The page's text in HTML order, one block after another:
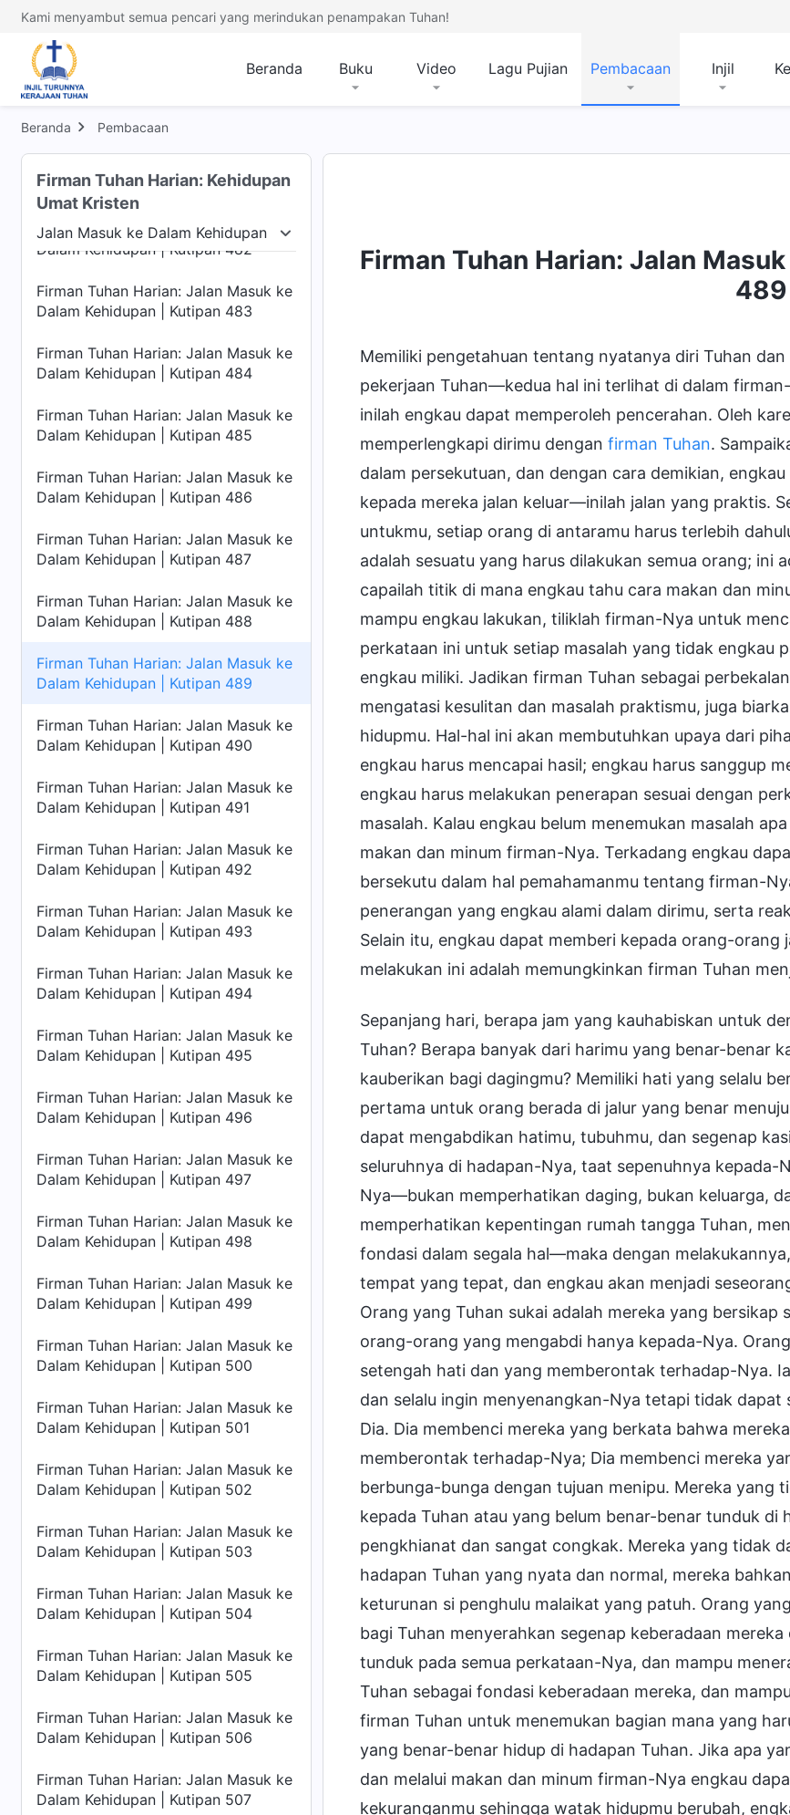
Kami menyambut semua pencari yang merindukan penampakan Tuhan!
Beranda Buku Video Lagu Pujian Pembacaan Injil
Beranda Pembacaan
Firman Tuhan Harian: Kehidupan
Umat Kristen
Jalan Masuk ke Dalam Kehidupan
Jalan Masuk ke Dalam Kehidupan Tempat Tujuan dan Kesudahan
Firman Tuhan Harian: Jalan Masuk ke
Dalam Kehidupan | Kutipan 479
Dalam Kehidupan | Kutipan 480
Dalam Kehidupan | Kutipan 481
Firman Tuhan Harian: Jalan Masuk ke
Dalam Kehidupan | Kutipan 482
Firman Tuhan Harian: Jalan Masuk ke
Dalam Kehidupan | Kutipan 483
Firman Tuhan Harian: Jalan Masuk ke
Dalam Kehidupan | Kutipan 484
Firman Tuhan Harian: Jalan Masuk ke
Dalam Kehidupan | Kutipan 485
Firman Tuhan Harian: Jalan Masuk ke
Dalam Kehidupan | Kutipan 486
Firman Tuhan Harian: Jalan Masuk ke
Dalam Kehidupan | Kutipan 487
Firman Tuhan Harian: Jalan Masuk ke
Dalam Kehidupan | Kutipan 488
Firman Tuhan Harian: Jalan Masuk ke
Dalam Kehidupan | Kutipan 489
Firman Tuhan Harian: Jalan Masuk ke
Dalam Kehidupan | Kutipan 490
Firman Tuhan Harian: Jalan Masuk ke
Dalam Kehidupan | Kutipan 491
Firman Tuhan Harian: Jalan Masuk ke
Dalam Kehidupan | Kutipan 492
Firman Tuhan Harian: Jalan Masuk ke
Dalam Kehidupan | Kutipan 493
Firman Tuhan Harian: Jalan Masuk ke
Dalam Kehidupan | Kutipan 494
Firman Tuhan Harian: Jalan Masuk ke
Dalam Kehidupan | Kutipan 495
Firman Tuhan Harian: Jalan Masuk ke
Dalam Kehidupan | Kutipan 496
Firman Tuhan Harian: Jalan Masuk ke
Dalam Kehidupan | Kutipan 497
Firman Tuhan Harian: Jalan Masuk ke
Dalam Kehidupan | Kutipan 498
Firman Tuhan Harian: Jalan Masuk ke
Dalam Kehidupan | Kutipan 499
Firman Tuhan Harian: Jalan Masuk ke
Dalam Kehidupan | Kutipan 500
Firman Tuhan Harian: Jalan Masuk ke
Dalam Kehidupan | Kutipan 501
Firman Tuhan Harian: Jalan Masuk ke
Dalam Kehidupan | Kutipan 502
Firman Tuhan Harian: Jalan Masuk ke
Dalam Kehidupan | Kutipan 503
Firman Tuhan Harian: Jalan Masuk ke
Dalam Kehidupan | Kutipan 504
Firman Tuhan Harian: Jalan Masuk ke
Dalam Kehidupan | Kutipan 505
Firman Tuhan Harian: Jalan Masuk ke
Dalam Kehidupan | Kutipan 506
Firman Tuhan Harian: Jalan Masuk ke
Dalam Kehidupan | Kutipan 507
Firman Tuhan Harian: Jalan
489
Memiliki pengetahuan tentang nyatanya diri Tuhan
pekerjaan Tuhan—kedua hal ini terlihat di dalam
inilah engkau dapat memperoleh pencerahan. Oleh
memperlengkapi dirimu dengan firman Tuhan.
dalam persekutuan, dan dengan cara demikian,
kepada mereka jalan keluar—inilah jalan yang praktis.
untukmu, setiap orang di antaramu harus terlebih
adalah sesuatu yang harus dilakukan semua orang; ini
capailah titik di mana engkau tahu cara makan dan
mampu engkau lakukan, tiliklah firman-Nya untuk
perkataan ini untuk setiap masalah yang tidak engkau
engkau miliki. Jadikan firman Tuhan sebagai
mengatasi kesulitan dan masalah praktismu, juga
hidupmu. Hal-hal ini akan membutuhkan upaya dari
engkau harus mencapai hasil; engkau harus sanggup
engkau harus melakukan penerapan sesuai dengan
masalah. Kalau engkau belum menemukan masalah
makan dan minum firman-Nya. Terkadang engkau
bersekutu dalam hal pemahamanmu tentang firman-
penerangan yang engkau alami dalam dirimu, serta
Selain itu, engkau dapat memberi kepada orang-orang
melakukan ini adalah memungkinkan firman Tuhan
Sepanjang hari, berapa jam yang kauhabiskan untuk
Tuhan? Berapa banyak dari harimu yang benar-benar
kauberikan bagi dagingmu? Memiliki hati yang selalu
pertama untuk orang berada di jalur yang benar
dapat mengabdikan hatimu, tubuhmu, dan segenap
seluruhnya di hadapan-Nya, taat sepenuhnya
Nya—bukan memperhatikan daging, bukan keluarga,
memperhatikan kepentingan rumah tangga Tuhan,
fondasi dalam segala hal—maka dengan
tempat yang tepat, dan engkau akan menjadi
Orang yang Tuhan sukai adalah mereka yang
orang-orang yang mengabdi hanya kepada-Nya.
setengah hati dan yang memberontak terhadap-Nya.
dan selalu ingin menyenangkan-Nya tetapi tidak
Dia. Dia membenci mereka yang berkata bahwa
memberontak terhadap-Nya; Dia membenci mereka
berbunga-bunga dengan tujuan menipu. Mereka yang
kepada Tuhan atau yang belum benar-benar tunduk di
pengkhianat dan sangat congkak. Mereka yang tidak
hadapan Tuhan yang nyata dan normal, mereka
keturunan si penghulu malaikat yang patuh. Orang
bagi Tuhan menyerahkan segenap keberadaan
tunduk pada semua perkataan-Nya, dan mampu
Tuhan sebagai fondasi keberadaan mereka, dan
firman Tuhan untuk menemukan bagian mana yang
yang benar-benar hidup di hadapan Tuhan. Jika apa
dan melalui makan dan minum firman-Nya engkau
kekuranganmu sehingga watak hidupmu berubah,